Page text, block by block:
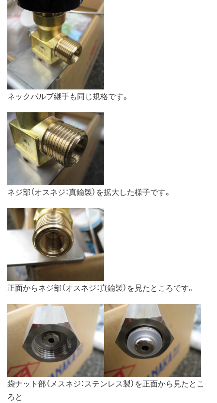
ネックバルブ継手も同じ規格です。
ネジ部（オスネジ：真鍮製）を拡大した様子です。
正面からネジ部（オスネジ：真鍮製）を見たところです。
袋ナット部（メスネジ：ステンレス製）を正面から見たとこ
ろと